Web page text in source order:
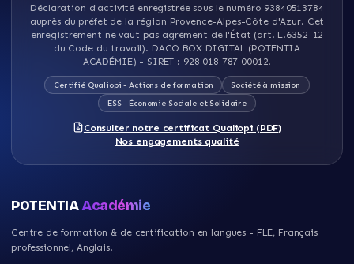
Déclaration d'activité enregistrée sous le numéro 93840513784
auprès du préfet de la région Provence-Alpes-Côte d'Azur. Cet
enregistrement ne vaut pas agrément de l'État (art. L.6352-12
du Code du travail). DACO BOX DIGITAL (POTENTIA
ACADÉMIE) - SIRET : 928 018 787 00012.
Certifié Qualiopi - Actions de formation
Société à mission
ESS - Économie Sociale et Solidaire
Consulter notre certificat Qualiopi (PDF)
Nos engagements qualité
POTENTIAAcadémie
Centre de formation & de certification en langues - FLE, Français
professionnel, Anglais.